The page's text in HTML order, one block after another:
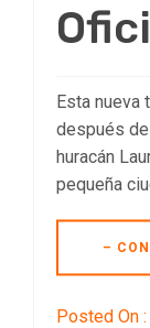
Esta nueva
después
huracán
pequeña
–
Posted On :